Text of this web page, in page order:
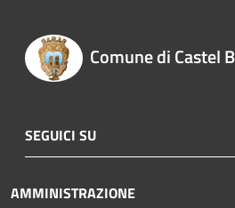
Comune di Castel
SEGUICI SU
AMMINISTRAZIONE